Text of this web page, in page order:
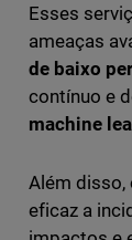
Esses
ameaças
de baixo
contínuo e
machine
Além disso,
eficaz a